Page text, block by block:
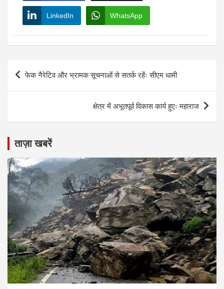
LinkedIn WhatsApp
Post
फेक नैरेटिव और भ्रामक सूचनाओं से सतर्क रहेंः सीएम धामी
क्षेत्र में अभूतपूर्व विकास कार्य हुएः महाराज
ताज़ा खबरें